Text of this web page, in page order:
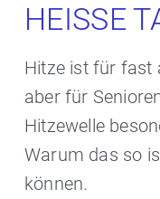
HEISSE
Hitze ist für fast
aber für
Hitzewelle
Warum das so
können.